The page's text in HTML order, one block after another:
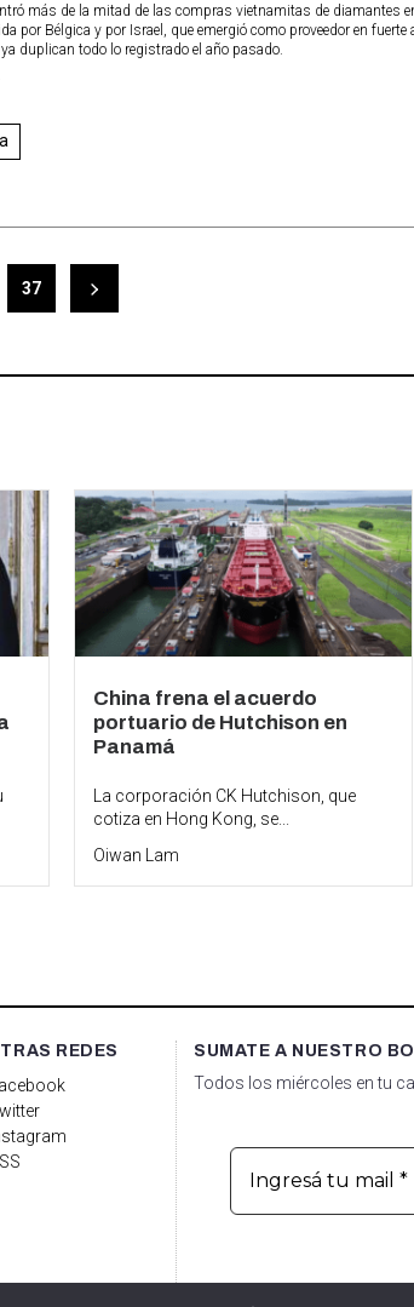
más de la mitad de las compras vietnamitas de diamantes
por Bélgica y por Israel, que emergió como proveedor en fuerte
duplican todo lo registrado el año pasado.
37
China frena el acuerdo
portuario de Hutchison en
Panamá
La corporación CK Hutchison, que
cotiza en Hong Kong, se...
Oiwan Lam
REDES SUMATE A NUESTRO
Todos los miércoles en tu